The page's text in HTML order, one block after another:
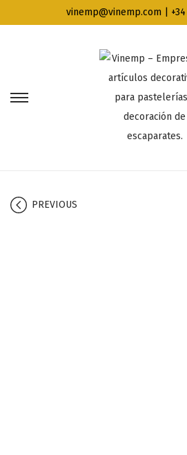
vinemp@vinemp.com | +34
PREVIOUS